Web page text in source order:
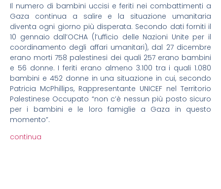
Il numero di bambini uccisi e feriti nei combattimenti a
Gaza continua a salire e la situazione umanitaria
diventa ogni giorno più disperata. Secondo dati forniti il
10 gennaio dall’OCHA (l’ufficio delle Nazioni Unite per il
coordinamento degli affari umanitari), dal 27 dicembre
erano morti 758 palestinesi dei quali 257 erano bambini
e 56 donne. I feriti erano almeno 3.100 tra i quali 1.080
bambini e 452 donne in una situazione in cui, secondo
Patricia McPhillips, Rappresentante UNICEF nel Territorio
Palestinese Occupato “non c’è nessun più posto sicuro
per i bambini e le loro famiglie a Gaza in questo
momento”.
continua